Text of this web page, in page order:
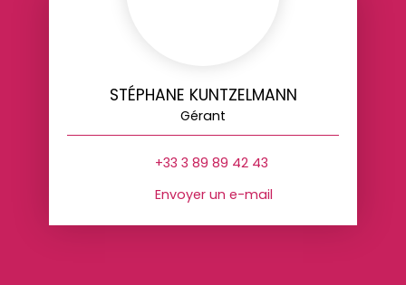
STÉPHANE KUNTZELMANN
Gérant
+33 3 89 89 42 43
Envoyer un e-mail